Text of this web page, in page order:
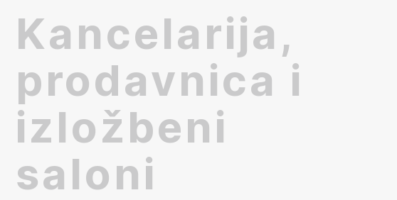
Kancelarija,
prodavnica i
izložbeni
saloni